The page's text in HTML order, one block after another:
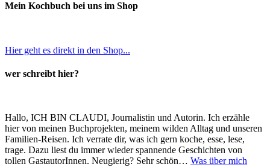
Mein Kochbuch bei uns im Shop
Hier geht es direkt in den Shop...
wer schreibt hier?
Hallo, ICH BIN CLAUDI, Journalistin und Autorin. Ich erzähle
hier von meinen Buchprojekten, meinem wilden Alltag und unseren
Familien-Reisen. Ich verrate dir, was ich gern koche, esse, lese,
trage. Dazu liest du immer wieder spannende Geschichten von
tollen GastautorInnen. Neugierig? Sehr schön… Was über mich